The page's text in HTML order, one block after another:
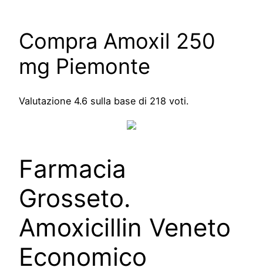
Compra Amoxil 250
mg Piemonte
Valutazione 4.6 sulla base di 218 voti.
Farmacia
Grosseto.
Amoxicillin Veneto
Economico